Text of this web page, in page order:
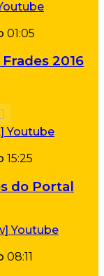
01:05
2016
15:25
do Portal
08:11